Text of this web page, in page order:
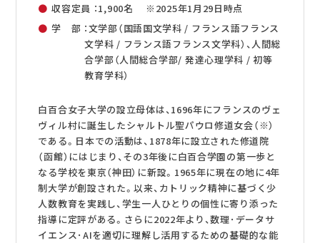
収容定員 ：1,900名 ※2025年1月29日時点
学 部 ：文学部（国語国文学科 / フランス語フランス
文学科 / フランス語フランス文学科）、人間総
合学部（人間総合学部/ 発達心理学科 / 初等
教育学科）
白百合女子大学の設立母体は、1696年にフランスのヴェ
ヴィル村に誕生したシャルトル聖パウロ修道女会（※）
である。日本での活動は、1878年に設立された修道院
（函館）にはじまり、その3年後に白百合学園の第一歩と
なる学校を東京（神田）に新設。1965年に現在の地に4年
制大学が創設された。以来、カトリック精神に基づく少
人数教育を実践し、学生一人ひとりの個性に寄り添った
指導に定評がある。さらに2022年より、数理･データサ
イエンス･AIを適切に理解し活用するための基礎的な能